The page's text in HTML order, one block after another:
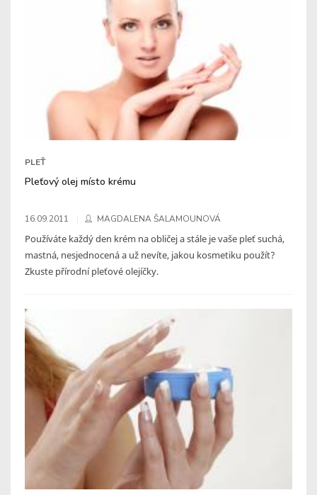
PLEŤ
Pleťový olej místo krému
16.09.2011 MAGDALENA ŠALAMOUNOVÁ
Používáte každý den krém na obličej a stále je vaše pleť suchá,
mastná, nesjednocená a už nevíte, jakou kosmetiku použít?
Zkuste přírodní pleťové olejíčky.